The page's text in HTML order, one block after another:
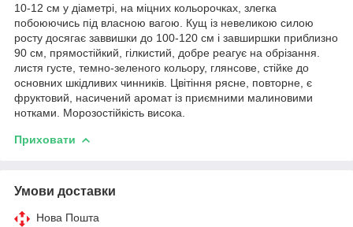
10-12 см у діаметрі, на міцних кольорочках, злегка
побоюючись під власною вагою. Кущ із невеликою силою
росту досягає заввишки до 100-120 см і завширшки приблизно
90 см, прямостійкий, гілкистий, добре реагує на обрізання.
листя густе, темно-зеленого кольору, глянсове, стійке до
основних шкідливих чинників. Цвітіння рясне, повторне, є
фруктовий, насичений аромат із приємними малиновими
нотками. Морозостійкість висока.
Приховати
Умови доставки
Нова Пошта